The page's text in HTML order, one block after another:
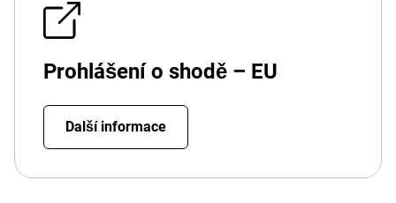
Prohlášení o shodě – EU
Další informace